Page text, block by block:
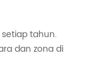
tahun.
dan zona di